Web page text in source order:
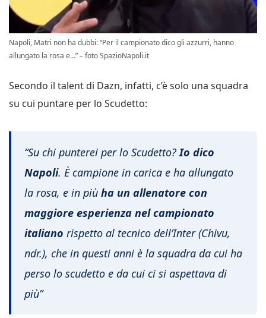
Napoli, Matri non ha dubbi: “Per il campionato dico gli azzurri, hanno
allungato la rosa e…” – foto SpazioNapoli.it
Secondo il talent di Dazn, infatti, c’è solo una squadra
su cui puntare per lo Scudetto:
“Su chi punterei per lo Scudetto?Io dico
Napoli. È campione in carica e ha allungato
la rosa, e in più ha un allenatore con
maggiore esperienza nel campionato
italiano rispetto al tecnico dell’Inter (Chivu,
ndr.), che in questi anni è la squadra da cui ha
perso lo scudetto e da cui ci si aspettava di
più”